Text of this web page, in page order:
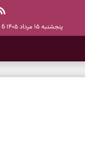
پنجشنبه ۱۵ مرداد ۱۴۰۵ 6 August 2026